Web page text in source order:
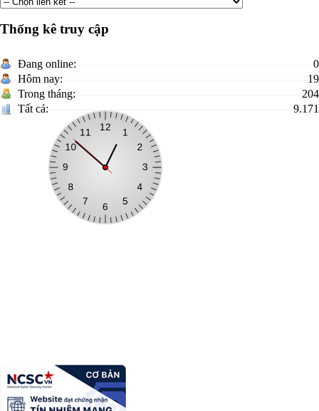
Thống kê truy cập
Đang online:
0
Hôm nay:
19
Trong tháng:
204
Tất cả:
9.171